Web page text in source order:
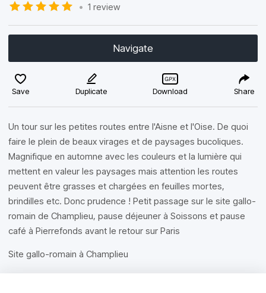
• 1 review
Navigate
Save Duplicate Download Share
Un tour sur les petites routes entre l'Aisne et l'Oise. De quoi
faire le plein de beaux virages et de paysages bucoliques.
Magnifique en automne avec les couleurs et la lumière qui
mettent en valeur les paysages mais attention les routes
peuvent être grasses et chargées en feuilles mortes,
brindilles etc. Donc prudence ! Petit passage sur le site gallo-
romain de Champlieu, pause déjeuner à Soissons et pause
café à Pierrefonds avant le retour sur Paris
Site gallo-romain à Champlieu